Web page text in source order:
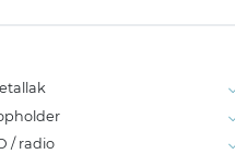
nam nisl ubique, unum
te vide tota. Audiam
/ radio